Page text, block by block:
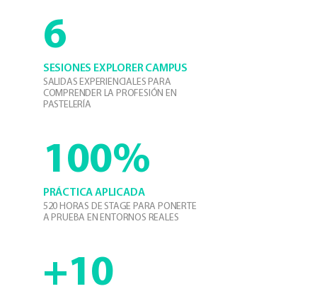
6
SESIONES EXPLORER CAMPUS
SALIDAS EXPERIENCIALES PARA
COMPRENDER LA PROFESIÓN EN
PASTELERÍA
100%
PRÁCTICA APLICADA
520 HORAS DE STAGE PARA PONERTE
A PRUEBA EN ENTORNOS REALES
+10